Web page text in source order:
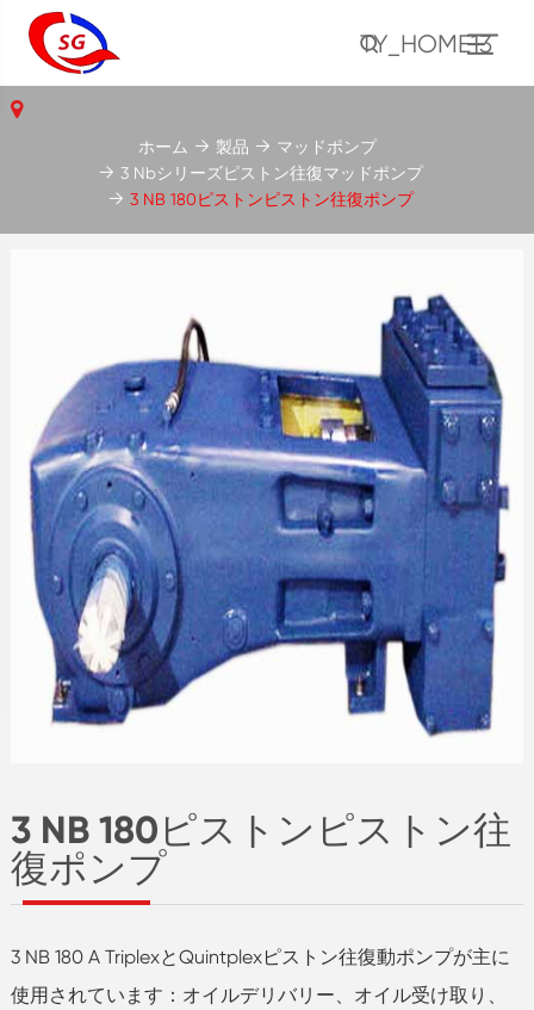
TY_HOME13
3 NB 180ピストンピストン往
復ポンプ
3 NB 180 A TriplexとQuintplexピストン往復動ポンプが主に
使用されています：オイルデリバリー、オイル受け取り、
ホーム 製品
マッドポンプ
3 Nbシリーズピストン往復マッドポンプ
3 NB 180ピストンピストン往復ポンプ